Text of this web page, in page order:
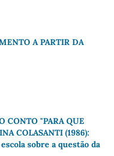
A PARTIR DA
CONTO "PARA QUE
COLASANTI (1986):
sobre a questão da